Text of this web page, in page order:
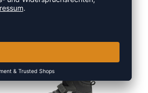
SLIMMER STADIL LEATHER HIGH JR